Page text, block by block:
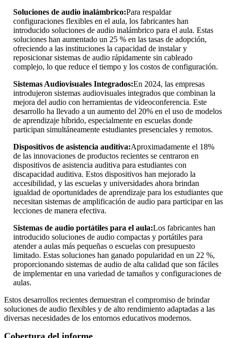
Soluciones de audio inalámbrico:Para respaldar
configuraciones flexibles en el aula, los fabricantes han
introducido soluciones de audio inalámbrico para el aula. Estas
soluciones han aumentado un 25 % en las tasas de adopción,
ofreciendo a las instituciones la capacidad de instalar y
reposicionar sistemas de audio rápidamente sin cableado
complejo, lo que reduce el tiempo y los costos de configuración.
Sistemas Audiovisuales Integrados:En 2024, las empresas
introdujeron sistemas audiovisuales integrados que combinan la
mejora del audio con herramientas de videoconferencia. Este
desarrollo ha llevado a un aumento del 20% en el uso de modelos
de aprendizaje híbrido, especialmente en escuelas donde
participan simultáneamente estudiantes presenciales y remotos.
Dispositivos de asistencia auditiva:Aproximadamente el 18%
de las innovaciones de productos recientes se centraron en
dispositivos de asistencia auditiva para estudiantes con
discapacidad auditiva. Estos dispositivos han mejorado la
accesibilidad, y las escuelas y universidades ahora brindan
igualdad de oportunidades de aprendizaje para los estudiantes que
necesitan sistemas de amplificación de audio para participar en las
lecciones de manera efectiva.
Sistemas de audio portátiles para el aula:Los fabricantes han
introducido soluciones de audio compactas y portátiles para
atender a aulas más pequeñas o escuelas con presupuesto
limitado. Estas soluciones han ganado popularidad en un 22 %,
proporcionando sistemas de audio de alta calidad que son fáciles
de implementar en una variedad de tamaños y configuraciones de
aulas.
Estos desarrollos recientes demuestran el compromiso de brindar
soluciones de audio flexibles y de alto rendimiento adaptadas a las
diversas necesidades de los entornos educativos modernos.